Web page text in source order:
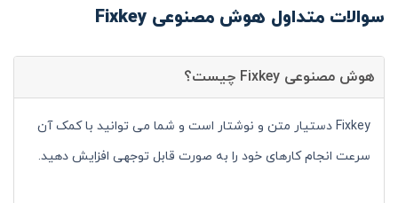
سوالات متداول هوش مصنوعی Fixkey
هوش مصنوعی Fixkey چیست؟
Fixkey دستیار متن و نوشتار است و شما می توانید با کمک آن
سرعت انجام کارهای خود را به صورت قابل توجهی افزایش دهید.